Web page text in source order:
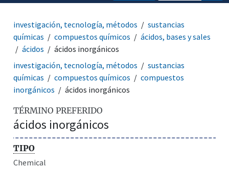
investigación, tecnología, métodos
sustancias
químicas
compuestos químicos
ácidos, bases y sales
ácidos
ácidos inorgánicos
investigación, tecnología, métodos
sustancias
químicas
compuestos químicos
compuestos
inorgánicos
ácidos inorgánicos
TÉRMINO PREFERIDO
ácidos inorgánicos
TIPO
Chemical